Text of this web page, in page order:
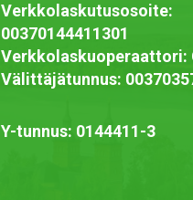
Verkkolaskutusosoite:
00370144411301
Verkkolaskuoperaattori:
Välittäjätunnus:
Y-tunnus: 0144411-3